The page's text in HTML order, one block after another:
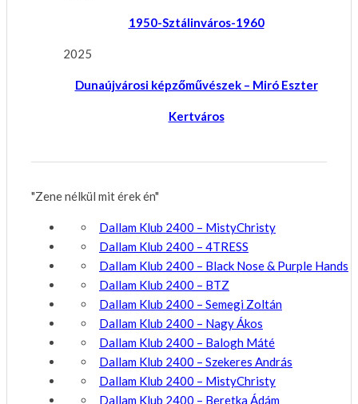
1950-Sztálinváros-1960
2025
Dunaújvárosi képzőművészek – Miró Eszter
Kertváros
"Zene nélkül mit érek én"
Dallam Klub 2400 – MistyChristy
Dallam Klub 2400 – 4TRESS
Dallam Klub 2400 – Black Nose & Purple Hands
Dallam Klub 2400 – BTZ
Dallam Klub 2400 – Semegi Zoltán
Dallam Klub 2400 – Nagy Ákos
Dallam Klub 2400 – Balogh Máté
Dallam Klub 2400 – Szekeres András
Dallam Klub 2400 – MistyChristy
Dallam Klub 2400 – Beretka Ádám